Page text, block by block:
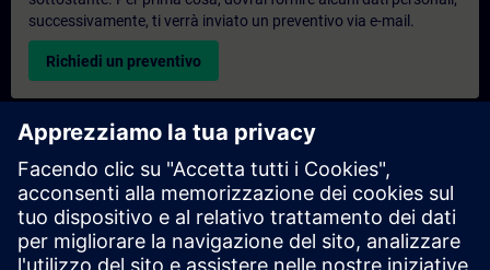
successivamente, ti verrà inviato un preventivo via e-mail.
Richiedi un preventivo
Richiesta di informazioni su corsi di formazione
esclusivi
Compila il modulo di richiesta sottostante se hai bisogno di un
preventivo per un corso di formazione esclusivo in sede,
virtualmente o presso il nostro centro di formazione SITRAIN.